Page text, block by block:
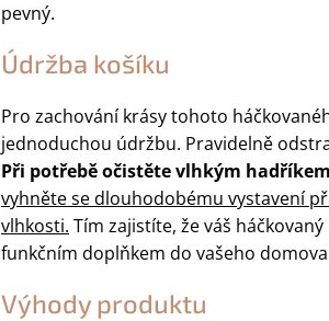
pevný.
Údržba košíku
Pro zachování krásy tohoto
jednoduchou údržbu. Pravidelně
Při potřebě očistěte vlhkým
vyhněte se dlouhodobému vystavení
vlhkosti. Tím zajistíte, že váš
funkčním doplňkem do vašeho
Výhody produktu